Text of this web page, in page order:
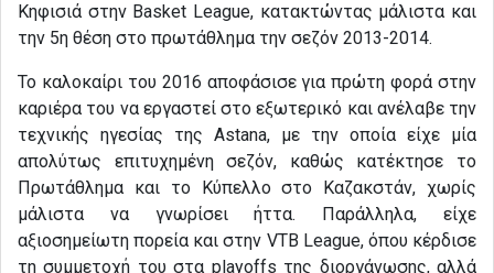
Κηφισιά στην Basket League, κατακτώντας μάλιστα και
την 5η θέση στο πρωτάθλημα την σεζόν 2013-2014.
Το καλοκαίρι του 2016 αποφάσισε για πρώτη φορά στην
καριέρα του να εργαστεί στο εξωτερικό και ανέλαβε την
τεχνικής ηγεσίας της Astana, με την οποία είχε μία
απολύτως επιτυχημένη σεζόν, καθώς κατέκτησε το
Πρωτάθλημα και το Κύπελλο στο Καζακστάν, χωρίς
μάλιστα να γνωρίσει ήττα. Παράλληλα, είχε
αξιοσημείωτη πορεία και στην VTB League, όπου κέρδισε
τη συμμετοχή του στα playoffs της διοργάνωσης, αλλά